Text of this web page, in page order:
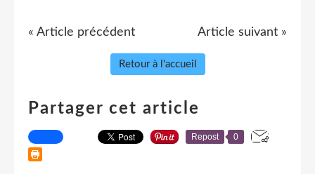
« Article précédent Article suivant »
Retour à l'accueil
Partager cet article
Repost 0